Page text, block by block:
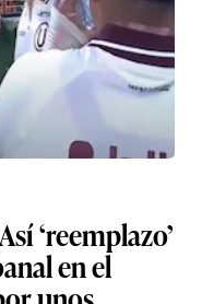
‘reemplazo’
en el